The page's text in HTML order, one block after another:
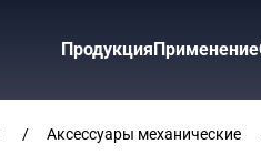
ПродукцияПрименение
Аксессуары механические